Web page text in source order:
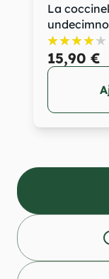
La
15,90 €